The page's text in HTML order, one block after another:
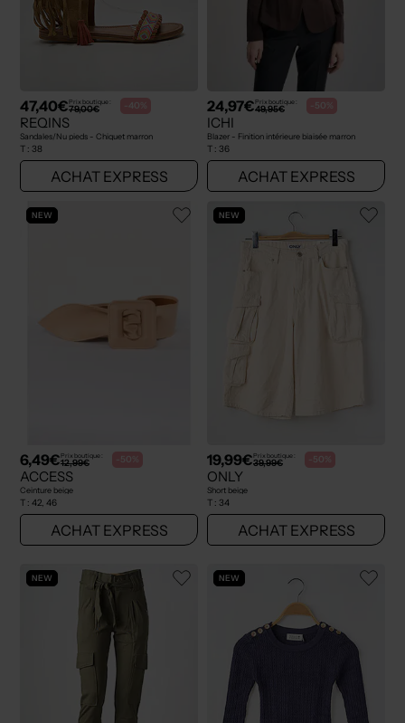
47,40€Prix boutique :
79,00€ -40%
REQINS
Sandales/Nu pieds - Chiquet marron
T : 38
ACHAT EXPRESS
24,97€Prix boutique :
49,95€ -50%
ICHI
Blazer - Finition intérieure biaisée marron
T : 36
ACHAT EXPRESS
NEW
6,49€Prix boutique :
12,99€ -50%
ACCESS
Ceinture beige
T : 42, 46
ACHAT EXPRESS
NEW
19,99€Prix boutique :
39,99€ -50%
ONLY
Short beige
T : 34
ACHAT EXPRESS
NEW NEW